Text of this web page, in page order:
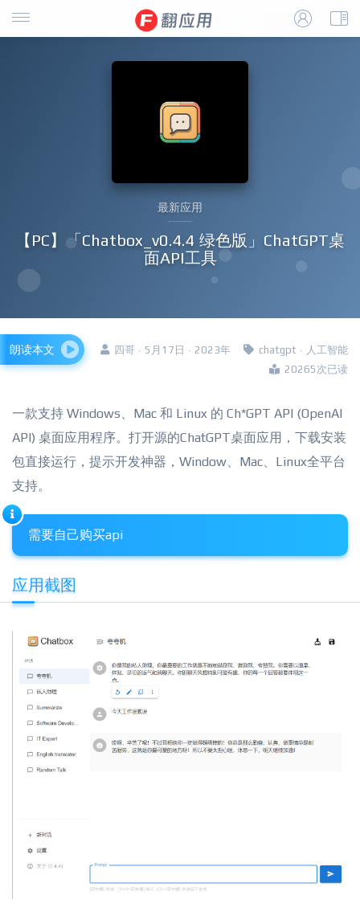
最新应用
【PC】「Chatbox_v0.4.4 绿色版」ChatGPT桌
面API工具
四哥 · 5月17日 · 2023年 chatgpt · 人工智能
20265次已读
朗读本文
一款支持 Windows、Mac 和 Linux 的 Ch*GPT API (OpenAI
API) 桌面应用程序。打开源的ChatGPT桌面应用，下载安装
包直接运行，提示开发神器，Window、Mac、Linux全平台
支持。
需要自己购买api
应用截图